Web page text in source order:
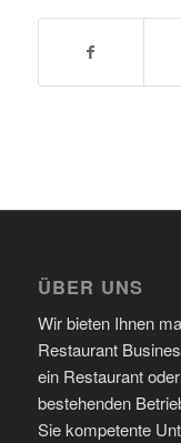
ÜBER UNS
Wir bieten Ihnen
Restaurant
ein Restaurant
bestehenden
Sie kompetente